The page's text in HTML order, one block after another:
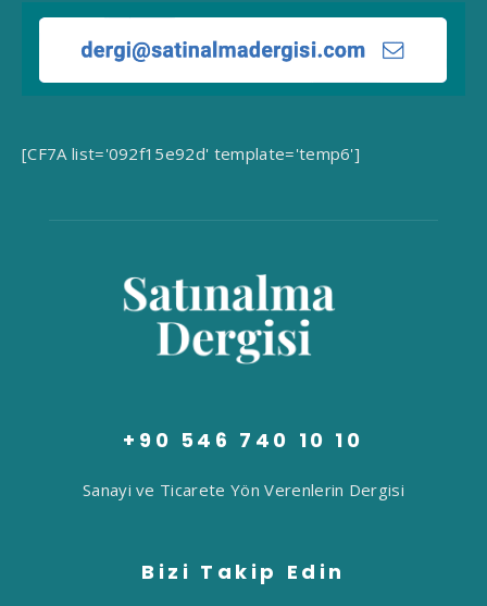
[CF7A list='092f15e92d' template='temp6']
+90 546 740 10 10
Sanayi ve Ticarete Yön Verenlerin Dergisi
Bizi Takip Edin